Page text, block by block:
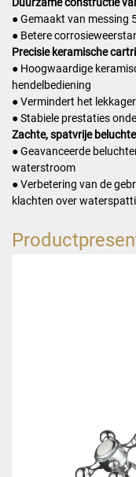
● Gemaakt van messing
● Betere
Precisie keramische
● Hoogwaardige
hendelbediening
● Vermindert het
● Stabiele prestaties
Zachte, spatvrije
● Geavanceerde
waterstroom
● Verbetering van de
klachten over